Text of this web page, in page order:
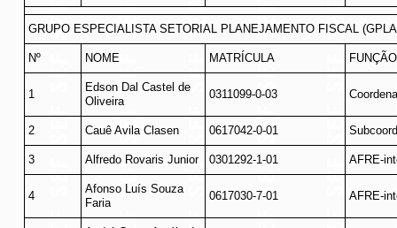
GRUPO ESPECIALISTA SETORIAL PLANEJAMENTO FISCAL
Nº NOME MATRÍCULA FUNÇÃO
1
Edson Dal Castel de
Oliveira
0311099-0-03
2 Cauê Avila Clasen 0617042-0-01
3 Alfredo Rovaris Junior 0301292-1-01 AFRE-
4
Afonso Luís Souza
Faria
0617030-7-01 AFRE-